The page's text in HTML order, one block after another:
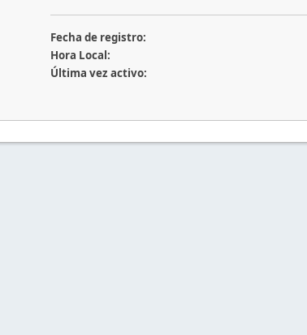
Fecha de registro:
Hora Local:
Última vez activo: